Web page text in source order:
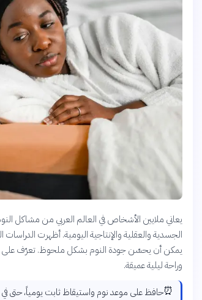
يعاني ملايين الأشخاص في العالم العربي من مشاكل
الجسدية والعقلية والإنتاجية اليومية. أظهرت
يمكن أن يحسّن جودة النوم بشكل ملحوظ. تعرّف على
وراحة ليلية عميقة.
⏰حافظ على موعد نوم واستيقاظ ثابت يومياً، حتى